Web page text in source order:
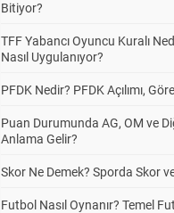
Bitiyor?
TFF Yabancı Oyuncu Kuralı
Nasıl Uygulanıyor?
PFDK Nedir? PFDK Açılımı,
Puan Durumunda AG, OM ve
Anlama Gelir?
Skor Ne Demek? Sporda Skor
Futbol Nasıl Oynanır? Temel